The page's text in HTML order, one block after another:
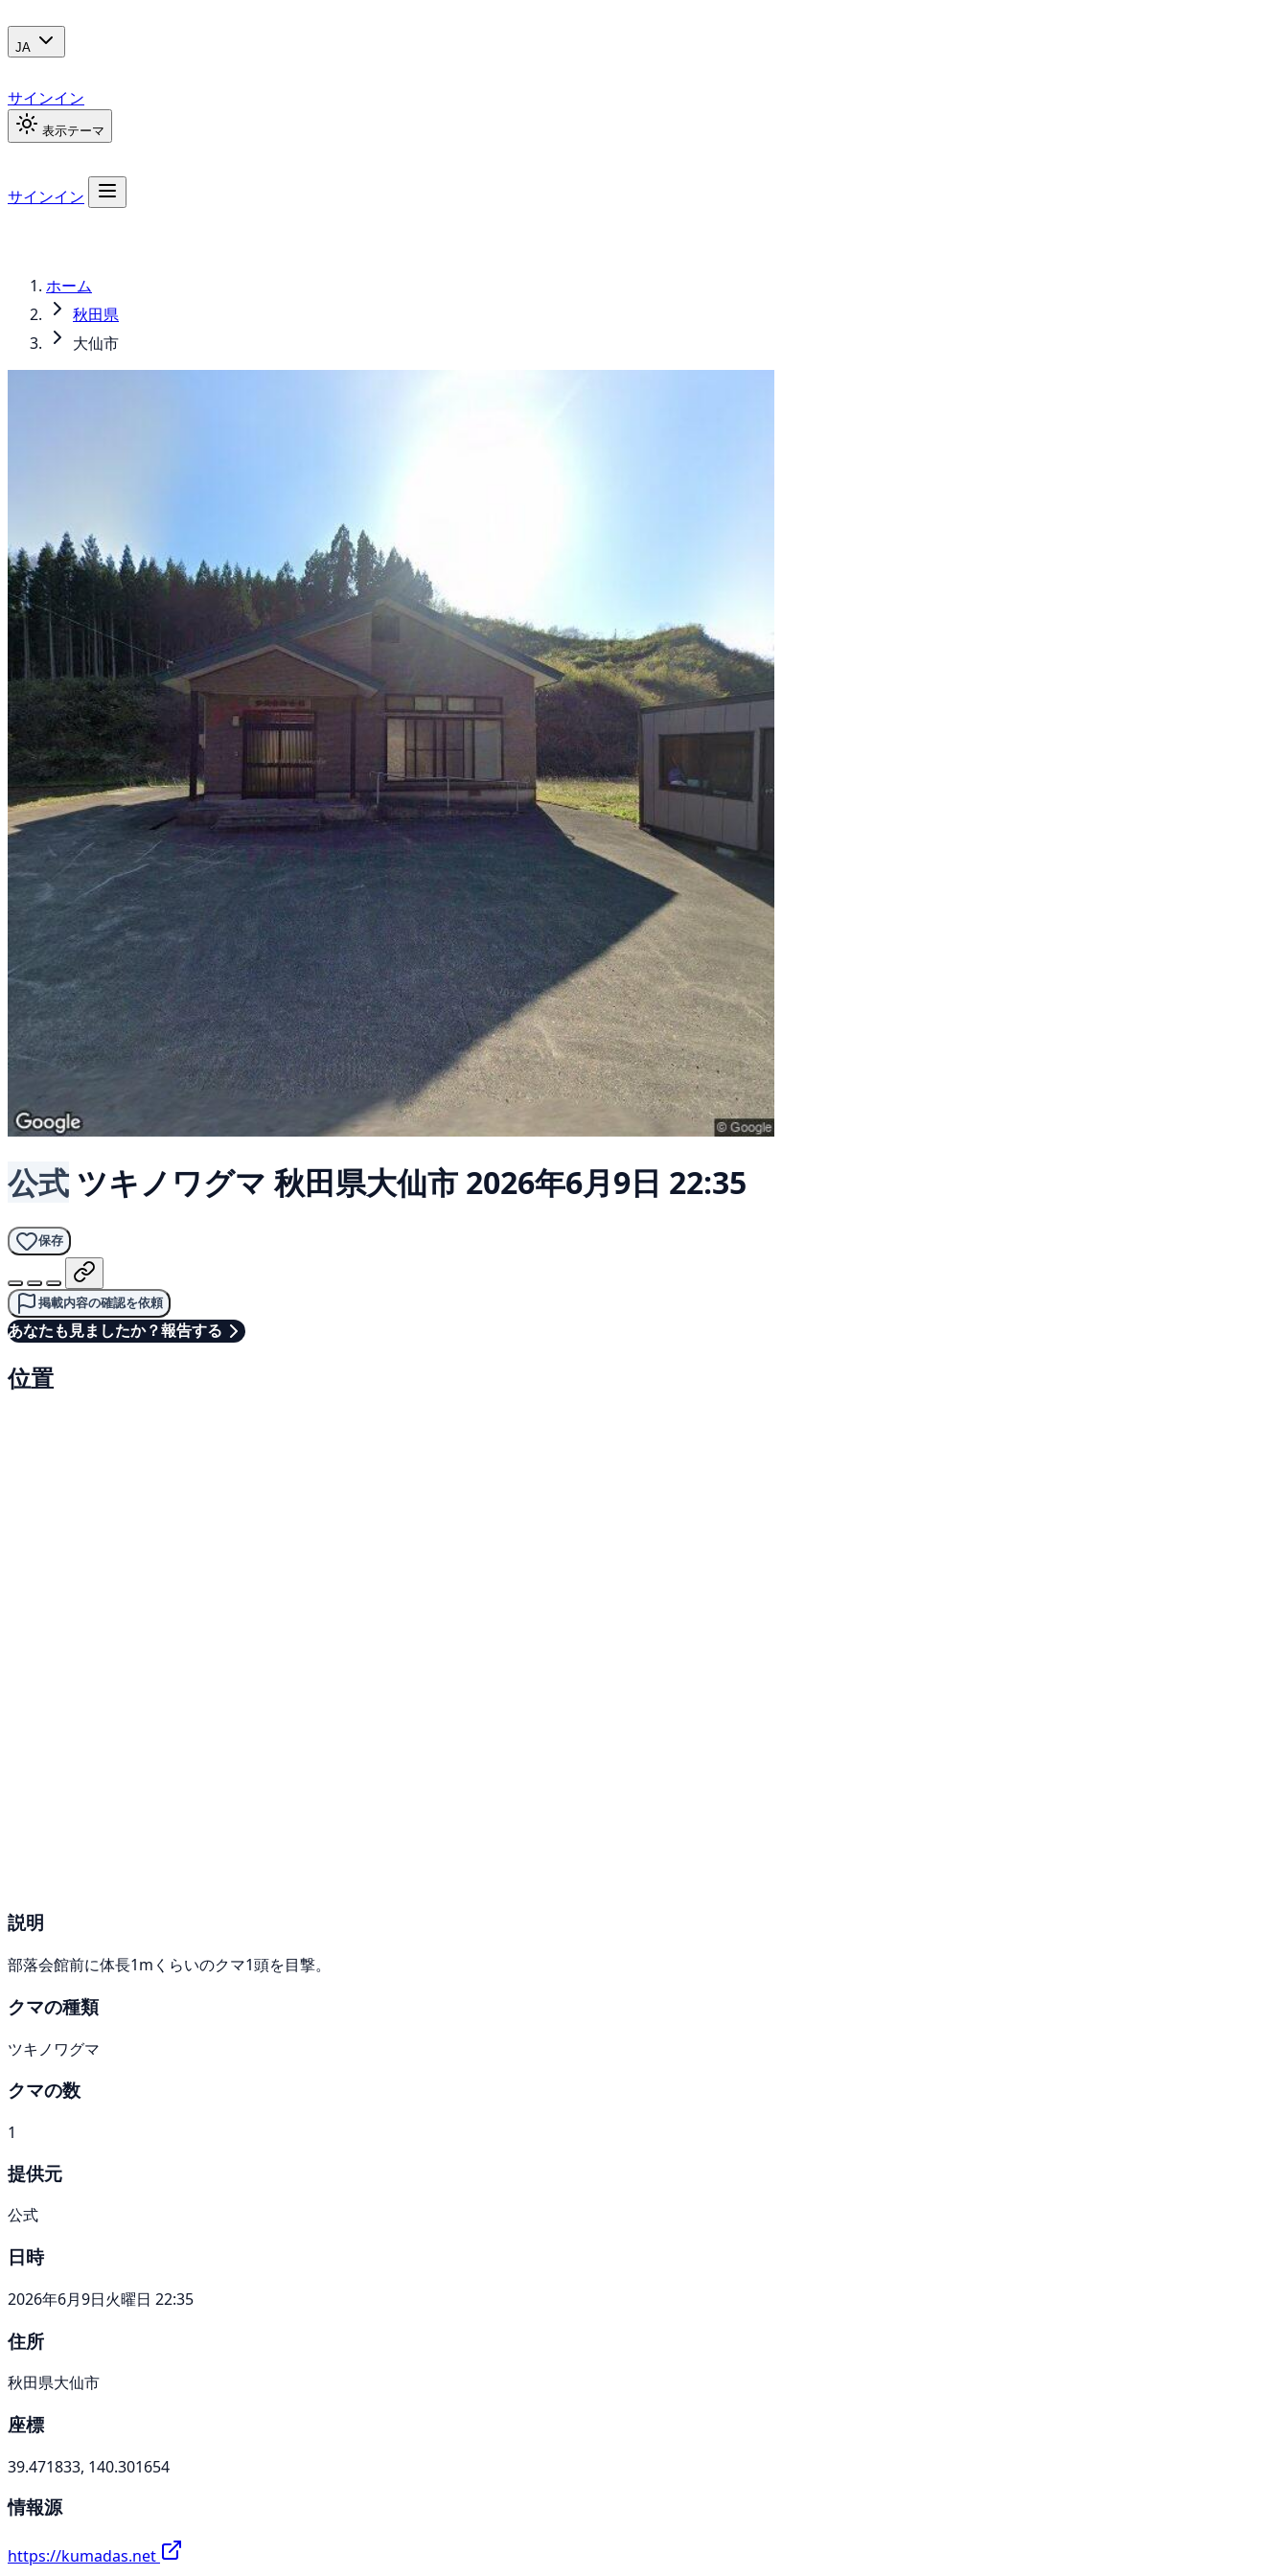
JA
サインイン
表示テーマ
サインイン
ホーム
秋田県
大仙市
公式 ツキノワグマ 秋田県大仙市 2026年6月9日 22:35
保存
掲載内容の確認を依頼
あなたも見ましたか？報告する
位置
説明
部落会館前に体長1mくらいのクマ1頭を目撃。
クマの種類
ツキノワグマ
クマの数
1
提供元
公式
日時
2026年6月9日火曜日 22:35
住所
秋田県大仙市
座標
39.471833, 140.301654
情報源
https://kumadas.net